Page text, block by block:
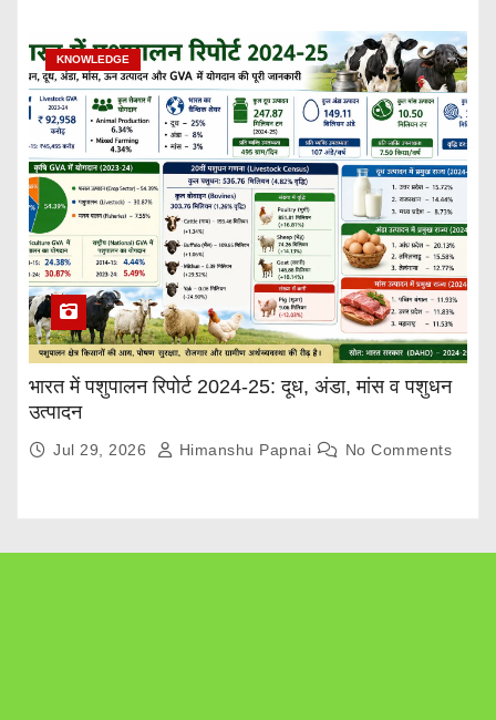
KNOWLEDGE
भारत में पशुपालन रिपोर्ट 2024-25: दूध, अंडा, मांस व पशुधन
उत्पादन
Jul 29, 2026 Himanshu Papnai No Comments